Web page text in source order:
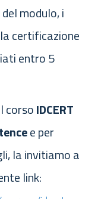
modulo, i
certificazione
entro 5
corsoIDCERT
e per
la invitiamo a
link: